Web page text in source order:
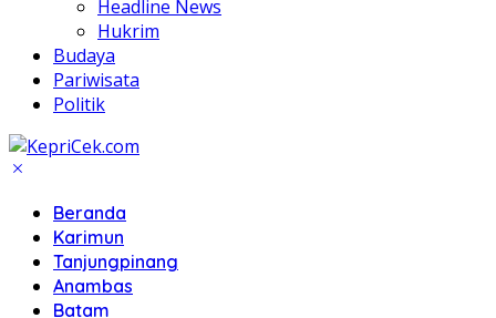
Headline News
Hukrim
Budaya
Pariwisata
Politik
Beranda
Karimun
Tanjungpinang
Anambas
Batam